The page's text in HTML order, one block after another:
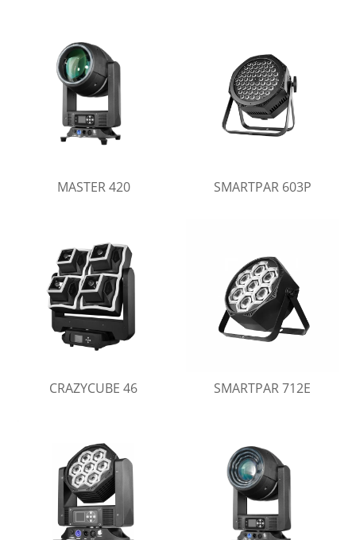
MASTER 420 SMARTPAR 603P
CRAZYCUBE 46 SMARTPAR 712E